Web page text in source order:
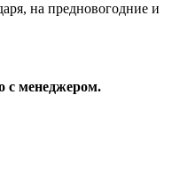
на предновогодние и
с менеджером.